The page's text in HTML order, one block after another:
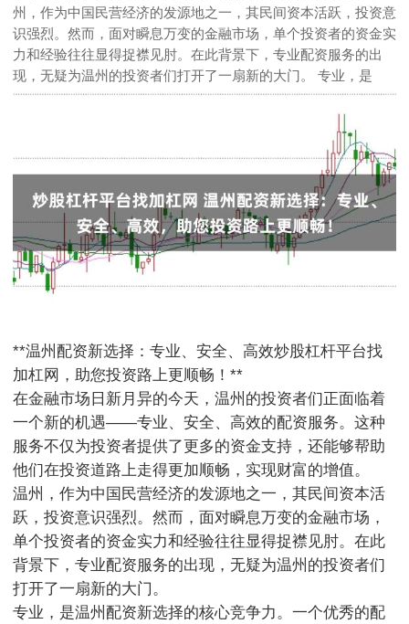
州，作为中国民营经济的发源地之一，其民间资本活跃，投资意
识强烈。然而，面对瞬息万变的金融市场，单个投资者的资金实
力和经验往往显得捉襟见肘。在此背景下，专业配资服务的出
现，无疑为温州的投资者们打开了一扇新的大门。 专业，是
**温州配资新选择：专业、安全、高效炒股杠杆平台找
加杠网，助您投资路上更顺畅！**
在金融市场日新月异的今天，温州的投资者们正面临着
一个新的机遇——专业、安全、高效的配资服务。这种
服务不仅为投资者提供了更多的资金支持，还能够帮助
他们在投资道路上走得更加顺畅，实现财富的增值。
温州，作为中国民营经济的发源地之一，其民间资本活
跃，投资意识强烈。然而，面对瞬息万变的金融市场，
单个投资者的资金实力和经验往往显得捉襟见肘。在此
背景下，专业配资服务的出现，无疑为温州的投资者们
打开了一扇新的大门。
专业，是温州配资新选择的核心竞争力。一个优秀的配